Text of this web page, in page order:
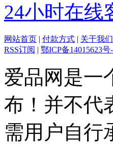
24小时在线
网站首页 | 付款方式 | 关于我们
RSS订阅 | 鄂ICP备14015623号
爱品网是一
布！并不代
需用户自行